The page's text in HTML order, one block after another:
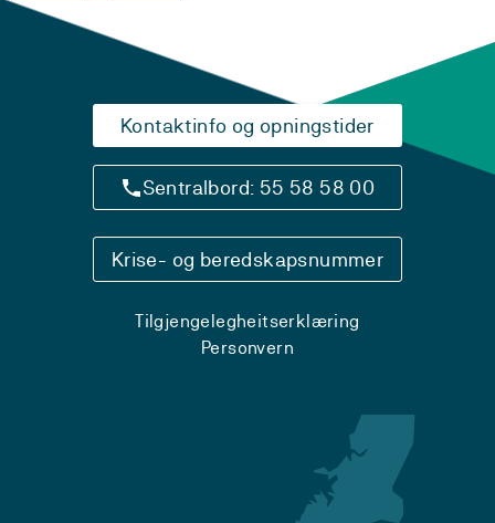
Kontaktinfo og opningstider
Sentralbord: 55 58 58 00
Krise- og beredskapsnummer
Tilgjengelegheitserklæring
Personvern